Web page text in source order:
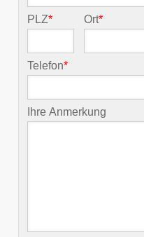
PLZ* Ort*
Telefon*
Ihre Anmerkung